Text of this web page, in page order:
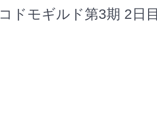
コドモギルド第3期 2日目